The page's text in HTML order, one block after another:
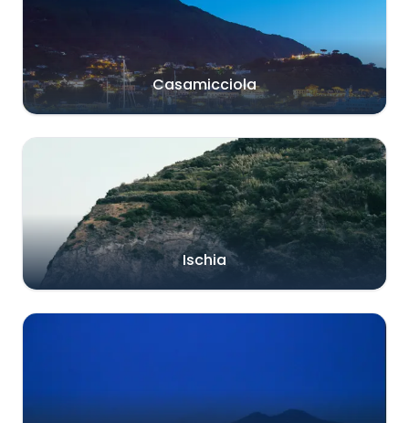
Casamicciola
Ischia